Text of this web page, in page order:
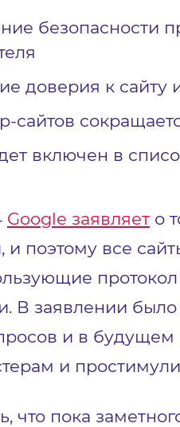
безопасности
доверия к сайту
сайтов
включен в
Google заявляет о
и поэтому все
В заявлении было
и в будущем
и
что пока